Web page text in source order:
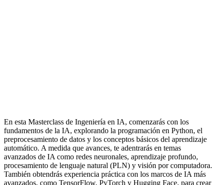
En esta Masterclass de Ingeniería en IA, comenzarás con los
fundamentos de la IA, explorando la programación en Python, el
preprocesamiento de datos y los conceptos básicos del aprendizaje
automático. A medida que avances, te adentrarás en temas
avanzados de IA como redes neuronales, aprendizaje profundo,
procesamiento de lenguaje natural (PLN) y visión por computadora.
También obtendrás experiencia práctica con los marcos de IA más
avanzados, como TensorFlow, PyTorch y Hugging Face, para crear